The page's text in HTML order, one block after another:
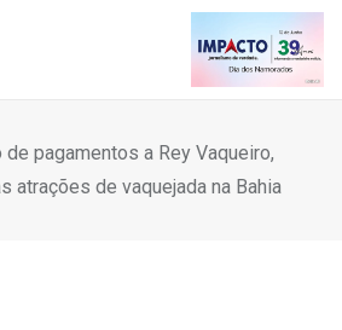
pagamentos a Rey Vaqueiro,
atrações de vaquejada na Bahia